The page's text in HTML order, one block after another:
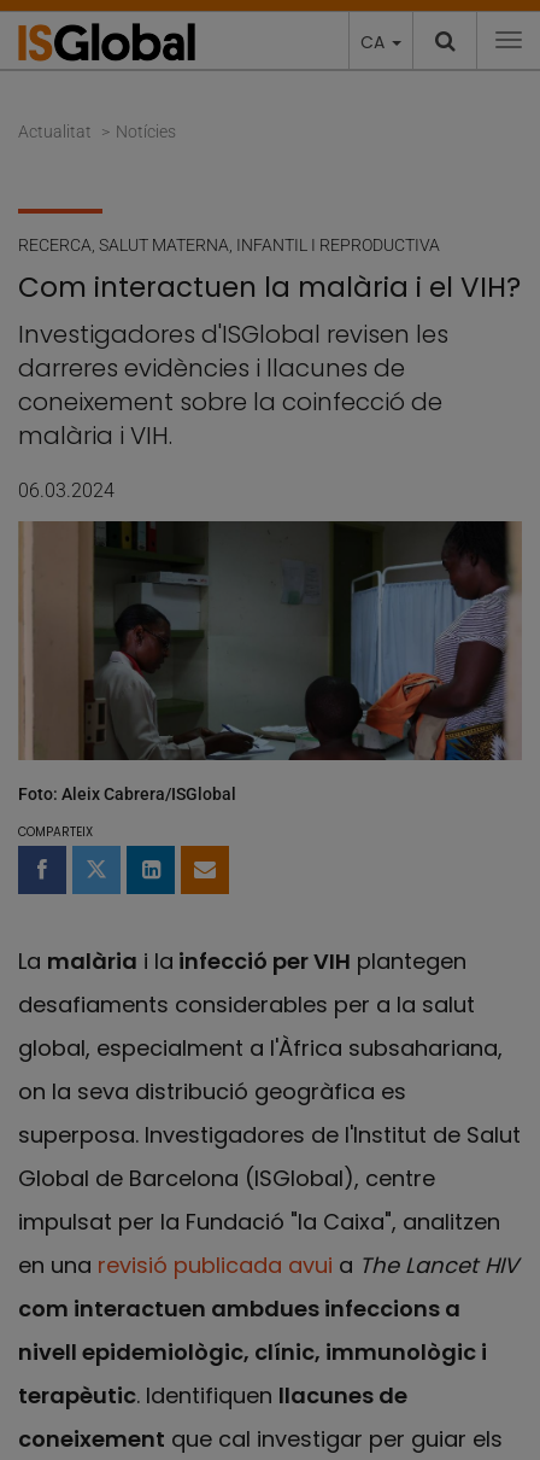
CA
Actualitat Notícies
RECERCA SALUT MATERNA, INFANTIL I REPRODUCTIVA
Com interactuen la malària i el VIH?
Investigadores d'ISGlobal revisen les
darreres evidències i llacunes de
coneixement sobre la coinfecció de
malària i VIH.
06.03.2024
Foto: Aleix Cabrera/ISGlobal
COMPARTEIX
Compartir a Facebook
Compartir a Twitter
Comparteix a LinkedIn
Comparteix per email
La malària i la infecció per VIH plantegen
desafiaments considerables per a la salut
global, especialment a l'Àfrica subsahariana,
on la seva distribució geogràfica es
superposa. Investigadores de l'Institut de Salut
Global de Barcelona (ISGlobal), centre
impulsat per la Fundació "la Caixa", analitzen
en una revisió publicada avui a The Lancet HIV
com interactuen ambdues infeccions a
nivell epidemiològic, clínic, immunològic i
terapèutic. Identifiquen llacunes de
coneixement que cal investigar per guiar els